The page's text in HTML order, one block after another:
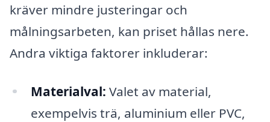
kräver mindre justeringar och
målningsarbeten, kan priset hållas nere.
Andra viktiga faktorer inkluderar:
Materialval: Valet av material,
exempelvis trä, aluminium eller PVC,